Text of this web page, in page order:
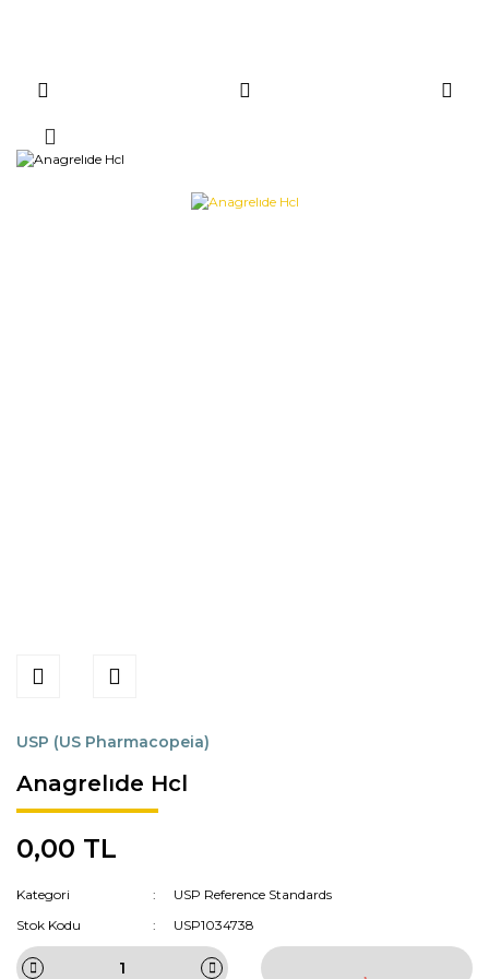
USP (US Pharmacopeia)
Anagrelıde Hcl
0,00 TL
Kategori
USP Reference Standards
Stok Kodu
USP1034738